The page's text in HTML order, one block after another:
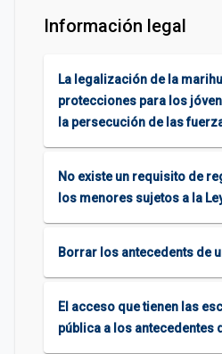
Información legal
La legalización de la
protecciones para los
la persecución de las
No existe un requisito de
los menores sujetos a la
Borrar los antecedents de
El acceso que tienen las
pública a los antecedentes